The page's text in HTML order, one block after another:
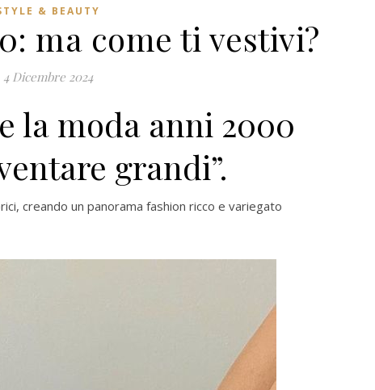
& BEAUTY
ma come ti vestivi?
4 Dicembre 2024
la moda anni 2000
grandi”.
creando un panorama fashion ricco e variegato